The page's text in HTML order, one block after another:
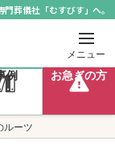
葬儀社「むすびす」へ。
メニュー
例 お急ぎの方
ルーツ